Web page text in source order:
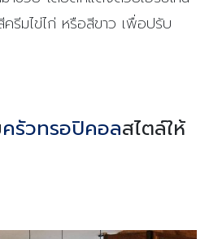
ครีมไข่ไก่ หรือสีขาว เพื่อปรับ
ครัวทรอปิคอลสไตล์ให้